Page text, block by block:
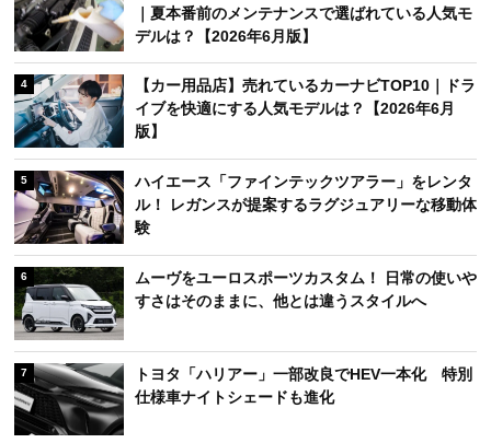
｜夏本番前のメンテナンスで選ばれている人気モ
デルは？【2026年6月版】
4
【カー用品店】売れているカーナビTOP10｜ドラ
イブを快適にする人気モデルは？【2026年6月
版】
5
ハイエース「ファインテックツアラー」をレンタ
ル！ レガンスが提案するラグジュアリーな移動体
験
6
ムーヴをユーロスポーツカスタム！ 日常の使いや
すさはそのままに、他とは違うスタイルへ
7
トヨタ「ハリアー」一部改良でHEV一本化 特別
仕様車ナイトシェードも進化